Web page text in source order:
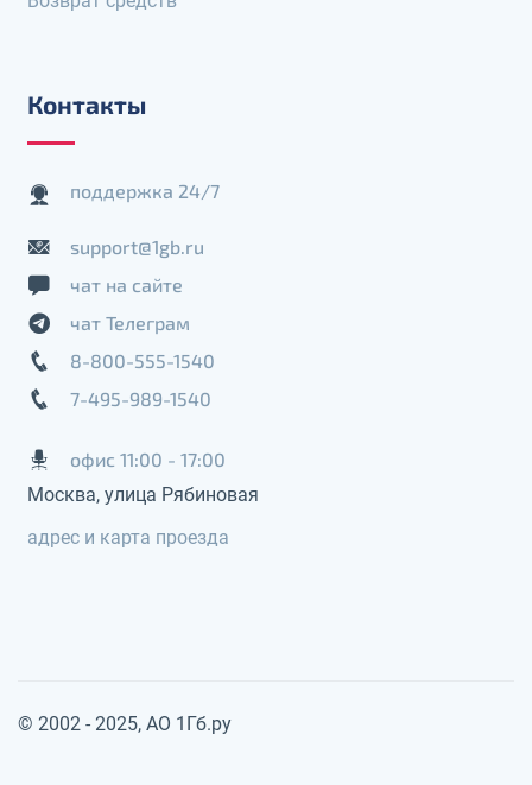
Контакты
поддержка 24/7
support@1gb.ru
чат на сайте
чат Телеграм
8-800-555-1540
7-495-989-1540
офис 11:00 - 17:00
Москва, улица Рябиновая
адрес и карта проезда
© 2002 - 2025, АО 1Гб.ру